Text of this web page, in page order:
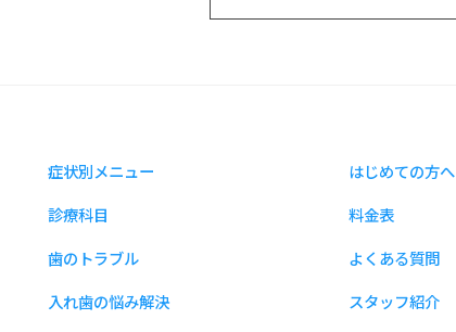
症状別メニュー
診療科目
歯のトラブル
入れ歯の悩み解決
はじめての方へ
料金表
よくある質問
スタッフ紹介